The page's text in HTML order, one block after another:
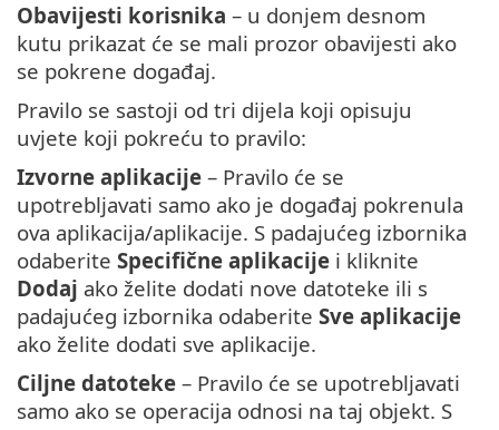
Obavijesti korisnika – u donjem desnom
kutu prikazat će se mali prozor obavijesti ako
se pokrene događaj.
Pravilo se sastoji od tri dijela koji opisuju
uvjete koji pokreću to pravilo:
Izvorne aplikacije – Pravilo će se
upotrebljavati samo ako je događaj pokrenula
ova aplikacija/aplikacije. S padajućeg izbornika
odaberite Specifične aplikacije i kliknite
Dodaj ako želite dodati nove datoteke ili s
padajućeg izbornika odaberite Sve aplikacije
ako želite dodati sve aplikacije.
Ciljne datoteke – Pravilo će se upotrebljavati
samo ako se operacija odnosi na taj objekt. S